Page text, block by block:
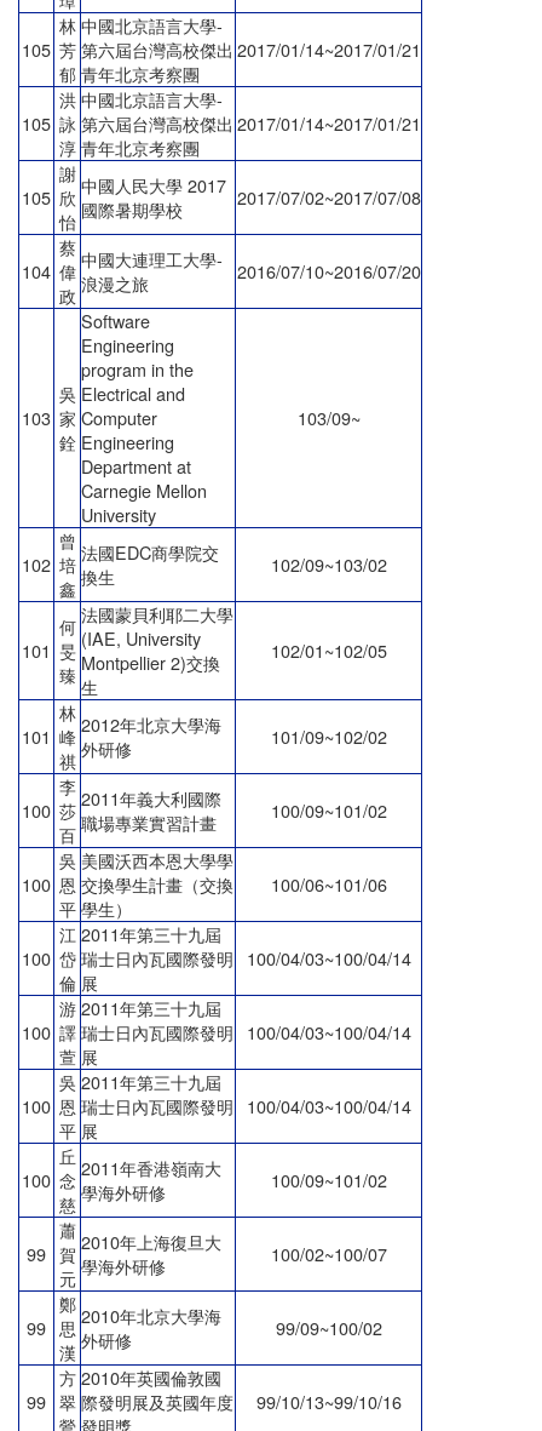
105
林
芳
郁
中國北京語言大學-
第六屆台灣高校傑出
青年北京考察團
2017/01/14~2017/01/21
105
洪
詠
淳
中國北京語言大學-
第六屆台灣高校傑出
青年北京考察團
2017/01/14~2017/01/21
105
謝
欣
怡
中國人民大學 2017
國際暑期學校
2017/07/02~2017/07/08
104
蔡
偉
政
中國大連理工大學-
浪漫之旅
2016/07/10~2016/07/20
103
吳
家
銓
Software
Engineering
program in the
Electrical and
Computer
Engineering
Department at
Carnegie Mellon
University
103/09~
102
曾
培
鑫
法國EDC商學院交
換生
102/09~103/02
101
何
旻
臻
法國蒙貝利耶二大學
(IAE, University
Montpellier 2)交換
生
102/01~102/05
101
林
峰
祺
2012年北京大學海
外研修
101/09~102/02
100
李
莎
百
2011年義大利國際
職場專業實習計畫
100/09~101/02
100
吳
恩
平
美國沃西本恩大學學
交換學生計畫（交換
學生）
100/06~101/06
100
江
岱
倫
2011年第三十九屆
瑞士日內瓦國際發明
展
100/04/03~100/04/14
100
游
譯
萱
2011年第三十九屆
瑞士日內瓦國際發明
展
100/04/03~100/04/14
100
吳
恩
平
2011年第三十九屆
瑞士日內瓦國際發明
展
100/04/03~100/04/14
100
丘
念
慈
2011年香港嶺南大
學海外研修
100/09~101/02
99
蕭
賀
元
2010年上海復旦大
學海外研修
100/02~100/07
99
鄭
思
漢
2010年北京大學海
外研修
99/09~100/02
99
方
翠
鶯
2010年英國倫敦國
際發明展及英國年度
發明獎
99/10/13~99/10/16